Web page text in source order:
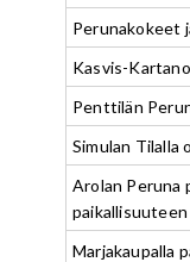
Perunakokeet
Kasvis-
Penttilän
Simulan Tilalla
Arolan Peruna
paikallisuuteen
Marjakaupalla